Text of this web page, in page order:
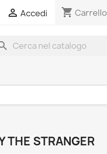
 Accedi shopping_cart Carrello
THE STRANGER